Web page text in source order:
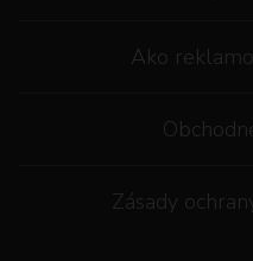
Ako
Zásady